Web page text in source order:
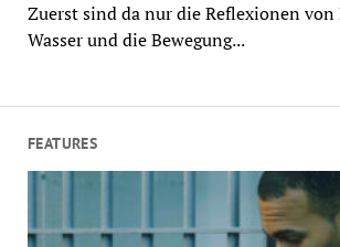
Zuerst sind da nur die Reflexionen
Wasser und die Bewegung...
FEATURES